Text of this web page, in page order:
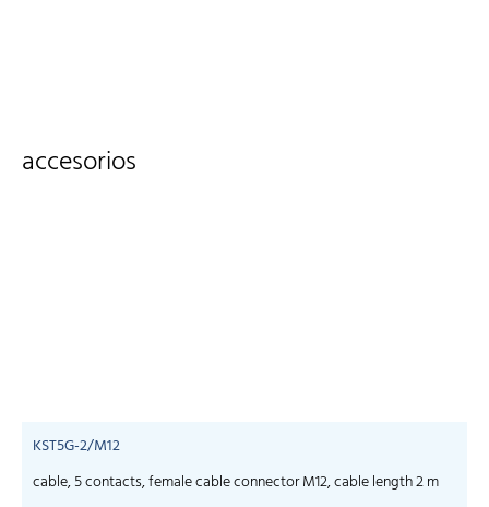
accesorios
KST5G-2/M12
cable, 5 contacts, female cable connector M12, cable length 2 m